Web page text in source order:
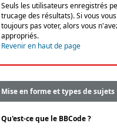
Seuls les utilisateurs enregistrés
trucage des résultats). Si vous
toujours pas voter, alors vous
appropriés.
Revenir en haut de page
Mise en forme et types de sujets
Qu'est-ce que le BBCode ?